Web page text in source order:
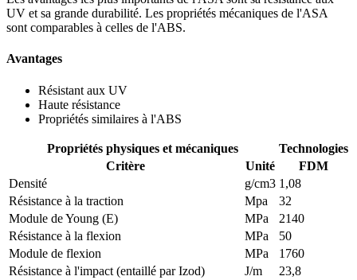
UV et sa grande durabilité. Les propriétés mécaniques de l'ASA
sont comparables à celles de l'ABS.
Avantages
Résistant aux UV
Haute résistance
Propriétés similaires à l'ABS
Propriétés physiques et mécaniques
Technologies
Critère
Unité
FDM
Densité
g/cm3 1,08
Résistance à la traction
Mpa
32
Module de Young (E)
MPa
2140
Résistance à la flexion
MPa
50
Module de flexion
MPa
1760
Résistance à l'impact (entaillé par Izod)
J/m
23,8